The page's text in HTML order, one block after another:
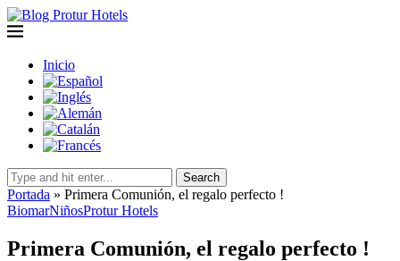
Inicio
Search
Portada » Primera Comunión, el regalo perfecto !
BiomarNiñosProtur Hotels
Primera Comunión, el regalo perfecto !